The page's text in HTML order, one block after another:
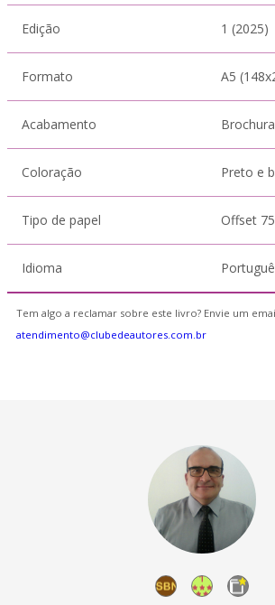
Edição 1 (2025)
Formato A5
Acabamento
Coloração Preto e
Tipo de papel Offset
Idioma
Tem algo a reclamar sobre este livro? Envie um
atendimento@clubedeautores.com.br